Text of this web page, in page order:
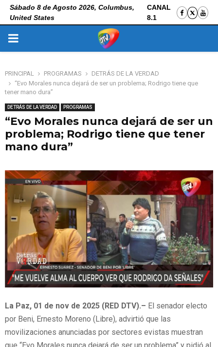
Sábado 8 de Agosto 2026, Columbus,
United States
CANAL
8.1
PRIMARY
PRINCIPAL PROGRAMAS
DETRÁS DE LA VERDAD
“Evo Morales nunca dejará de ser un problema; Rodrigo tiene que
tener mano dura”
DETRÁS DE LA VERDAD PROGRAMAS
“Evo Morales nunca dejará de ser un
problema; Rodrigo tiene que tener
mano dura”
La Paz, 01 de nov de 2025 (RED DTV).– El senador electo
por Beni, Ernesto Moreno (Libre), advirtió que las
movilizaciones anunciadas por sectores evistas muestran